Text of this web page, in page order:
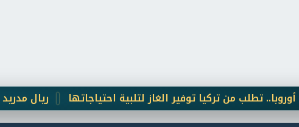
ريال مدريد يحسم من تركيا توفير الغاز لتلبية احتياجاتها